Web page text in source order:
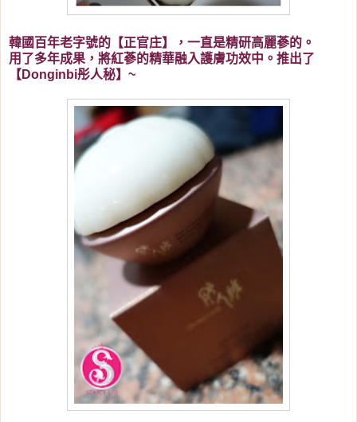
韓國百年老字號的【正官庄】，一直是精研高麗蔘的。
用了多年成果，將紅蔘的精華融入護膚功效中。推出了
【Donginbi彤人秘】~